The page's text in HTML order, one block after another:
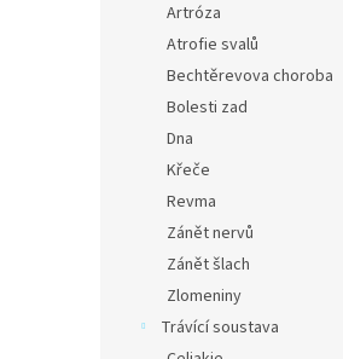
Artróza
Atrofie svalů
Bechtěrevova choroba
Bolesti zad
Dna
Křeče
Revma
Zánět nervů
Zánět šlach
Zlomeniny
Trávící soustava